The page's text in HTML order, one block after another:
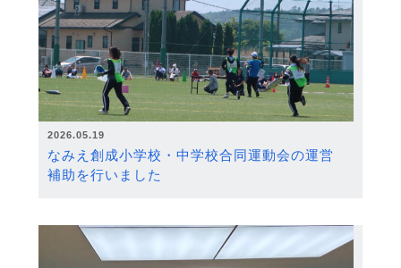
2026.05.19
なみえ創成小学校・中学校合同運動会の運営
補助を行いました